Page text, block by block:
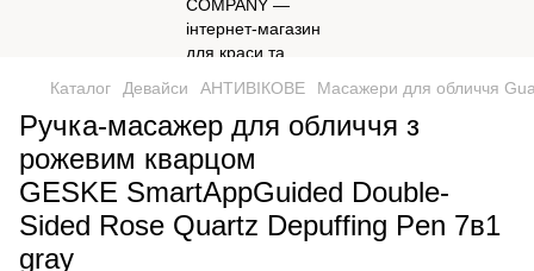
Каталог Девайси АНТИВІКОВЕ Масажери для обличчя
Ручка-масажер для обличчя з
рожевим кварцом
GESKE SmartAppGuided Double-
Sided Rose Quartz Depuffing Pen 7в1
gray